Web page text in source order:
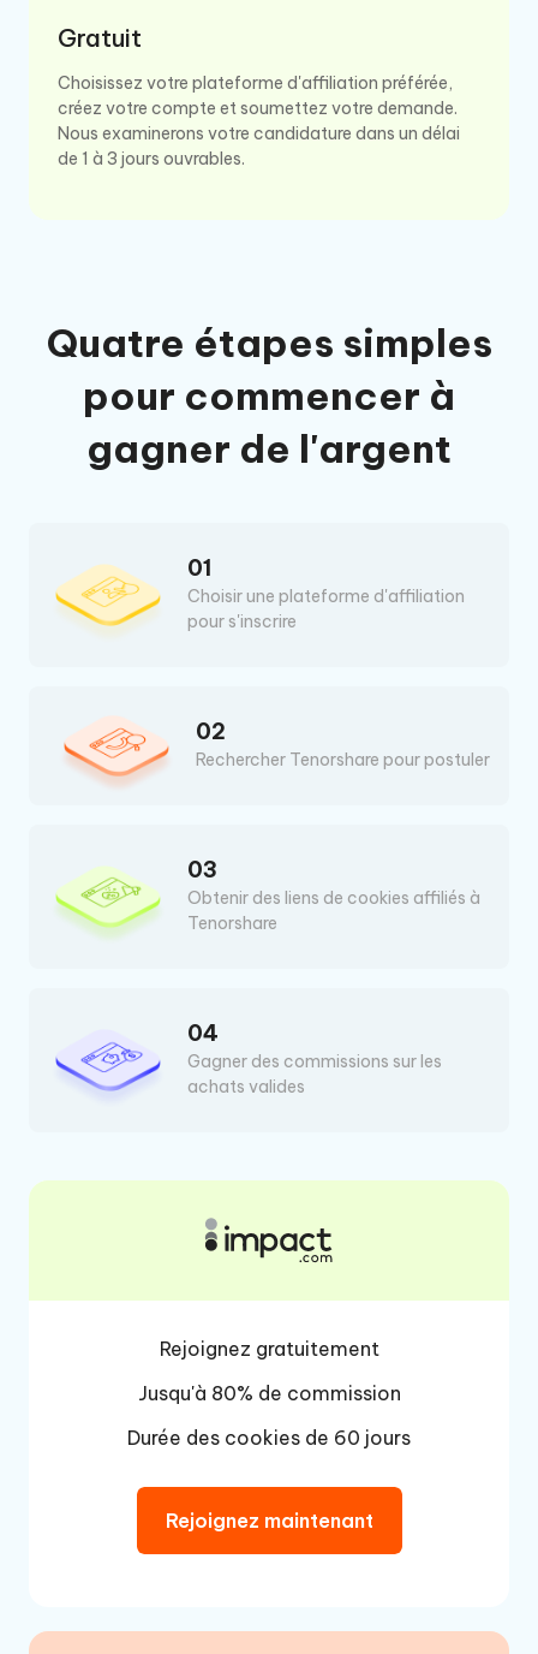
Gratuit
Choisissez votre plateforme d'affiliation préférée,
créez votre compte et soumettez votre demande.
Nous examinerons votre candidature dans un délai
de 1 à 3 jours ouvrables.
Quatre étapes simples
pour commencer à
gagner de l'argent
01
Choisir une plateforme d'affiliation
pour s'inscrire
02
Rechercher Tenorshare pour postuler
03
Obtenir des liens de cookies affiliés à
Tenorshare
04
Gagner des commissions sur les
achats valides
Rejoignez gratuitement
Jusqu'à 80% de commission
Durée des cookies de 60 jours
Rejoignez maintenant